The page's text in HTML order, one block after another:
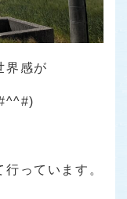
界感が
っています。